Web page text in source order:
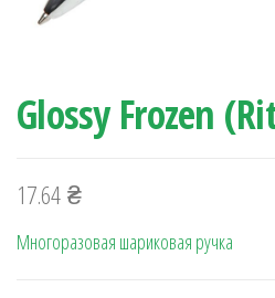
Glossy Frozen
17.64₴
Многоразовая шариковая ручка